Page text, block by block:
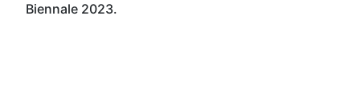
Biennale 2023.